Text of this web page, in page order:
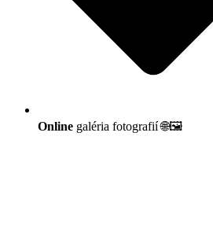
Online galéria fotografií 🌐🖼️